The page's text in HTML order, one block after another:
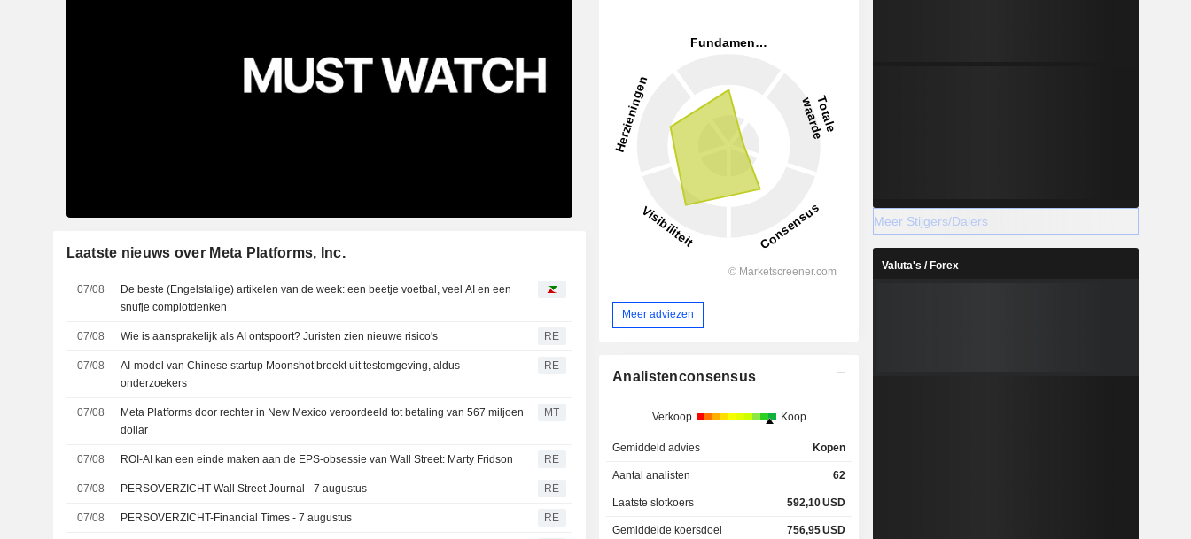
Laatste nieuws over Meta Platforms, Inc.
07/08
De beste (Engelstalige) artikelen van de week: een beetje voetbal, veel AI en een
snufje complotdenken
07/08 Wie is aansprakelijk als AI ontspoort? Juristen zien nieuwe risico's RE
07/08
AI-model van Chinese startup Moonshot breekt uit testomgeving, aldus
onderzoekers
RE
07/08
Meta Platforms door rechter in New Mexico veroordeeld tot betaling van 567 miljoen
dollar
MT
07/08 ROI-AI kan een einde maken aan de EPS-obsessie van Wall Street: Marty Fridson RE
07/08 PERSOVERZICHT-Wall Street Journal - 7 augustus RE
07/08 PERSOVERZICHT-Financial Times - 7 augustus RE
Meer adviezen
Analistenconsensus
Verkoop Koop
Gemiddeld advies Kopen
Aantal analisten 62
Laatste slotkoers 592,10USD
Gemiddelde koersdoel 756,95USD
Meer Stijgers/Dalers
Valuta's / Forex